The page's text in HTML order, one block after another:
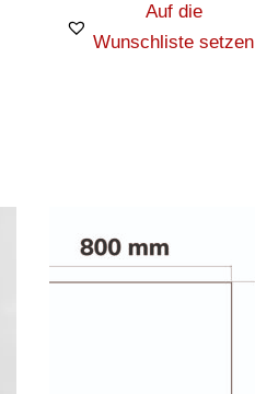
Auf die
Wunschliste setzen